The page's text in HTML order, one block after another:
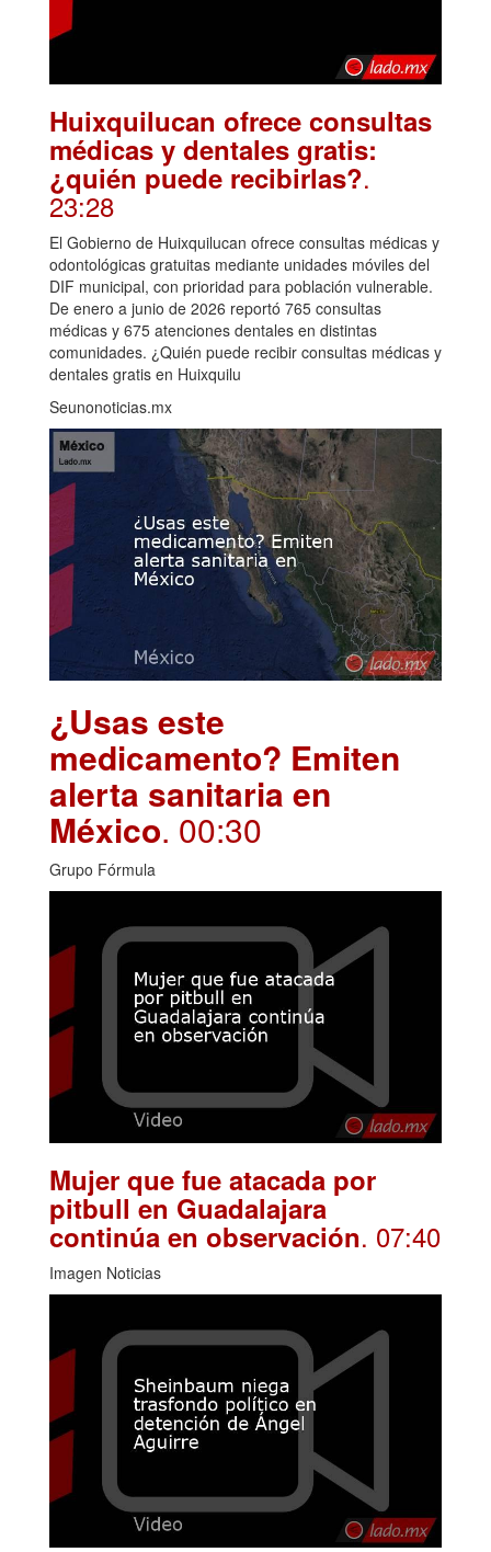
Huixquilucan ofrece consultas
médicas y dentales gratis:
¿quién puede recibirlas?.
23:28
El Gobierno de Huixquilucan ofrece consultas médicas y
odontológicas gratuitas mediante unidades móviles del
DIF municipal, con prioridad para población vulnerable.
De enero a junio de 2026 reportó 765 consultas
médicas y 675 atenciones dentales en distintas
comunidades. ¿Quién puede recibir consultas médicas y
dentales gratis en Huixquilu
Seunonoticias.mx
¿Usas este
medicamento? Emiten
alerta sanitaria en
México. 00:30
Grupo Fórmula
Mujer que fue atacada por
pitbull en Guadalajara
continúa en observación. 07:40
Imagen Noticias